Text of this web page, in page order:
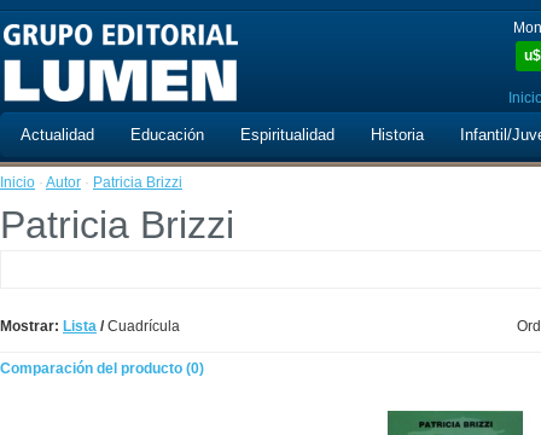
u$
Actualidad Educación Espiritualidad Historia Infantil/
Inicio · Autor · Patricia Brizzi
Patricia Brizzi
Mostrar: Lista /Cuadrícula
Comparación del producto (0)